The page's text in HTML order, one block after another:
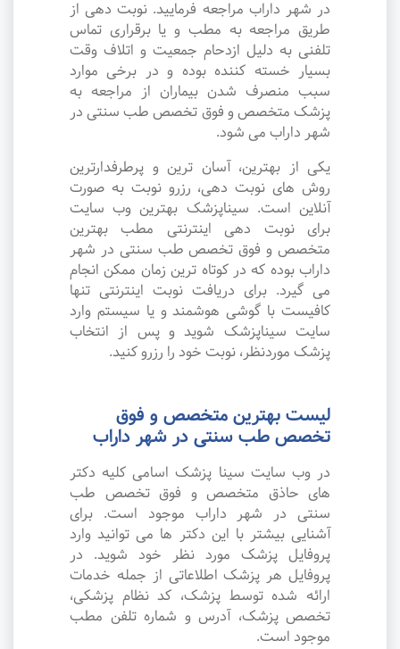
در شهر داراب مراجعه فرمایید. نوبت دهی از
طریق مراجعه به مطب و یا برقراری تماس
تلفنی به دلیل ازدحام جمعیت و اتلاف وقت
بسیار خسته کننده بوده و در برخی موارد
سبب منصرف شدن بیماران از مراجعه به
پزشک متخصص و فوق تخصص طب سنتی در
شهر داراب می شود.
یکی از بهترین، آسان ترین و پرطرفدارترین
روش های نوبت دهی، رزرو نوبت به صورت
آنلاین است. سیناپزشک بهترین وب سایت
برای نوبت دهی اینترنتی مطب بهترین
متخصص و فوق تخصص طب سنتی در شهر
داراب بوده که در کوتاه ترین زمان ممکن انجام
می گیرد. برای دریافت نوبت اینترنتی تنها
کافیست با گوشی هوشمند و یا سیستم وارد
سایت سیناپزشک شوید و پس از انتخاب
پزشک موردنظر، نوبت خود را رزرو کنید.
لیست بهترین متخصص و فوق
تخصص طب سنتی در شهر داراب
در وب سایت سینا پزشک اسامی کلیه دکتر
های حاذق متخصص و فوق تخصص طب
سنتی در شهر داراب موجود است. برای
آشنایی بیشتر با این دکتر ها می توانید وارد
پروفایل پزشک مورد نظر خود شوید. در
پروفایل هر پزشک اطلاعاتی از جمله خدمات
ارائه شده توسط پزشک، کد نظام پزشکی،
تخصص پزشک، آدرس و شماره تلفن مطب
موجود است.